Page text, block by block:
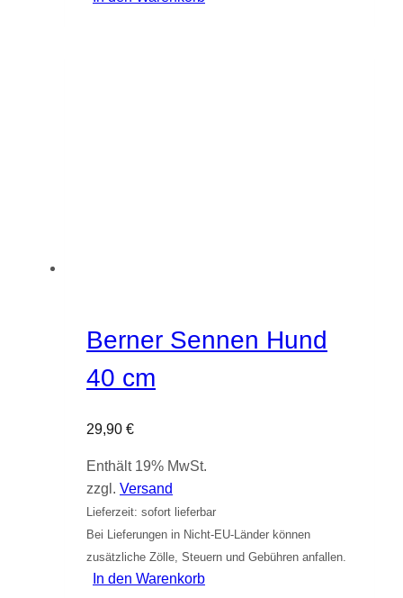
Berner Sennen Hund
40 cm
29,90 €
Enthält 19% MwSt.
zzgl. Versand
Lieferzeit: sofort lieferbar
Bei Lieferungen in Nicht-EU-Länder können
zusätzliche Zölle, Steuern und Gebühren anfallen.
In den Warenkorb